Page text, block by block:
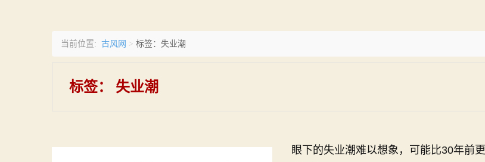
当前位置: 古风网 > 标签：失业潮
标签： 失业潮
眼下的失业潮难以想象，可能比30年前更